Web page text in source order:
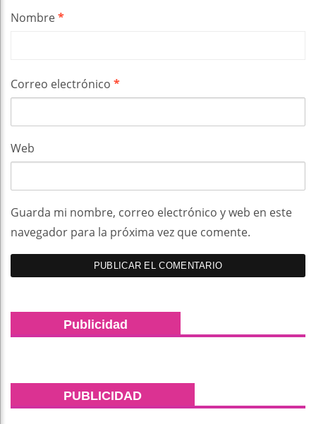
Nombre*
Correo electrónico *
Web
Guarda mi nombre, correo electrónico y web en este
navegador para la próxima vez que comente.
Publicidad
PUBLICIDAD